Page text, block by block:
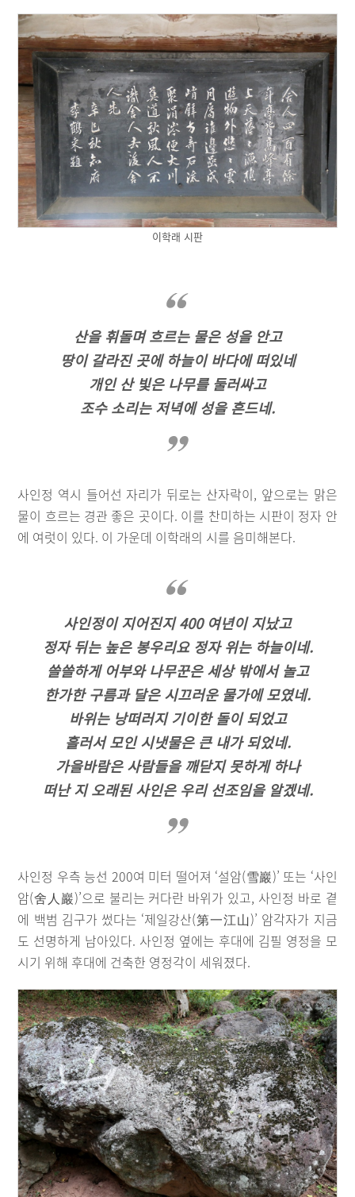
이학래 시판
산을 휘돌며 흐르는 물은 성을 안고
땅이 갈라진 곳에 하늘이 바다에 떠있네
개인 산 빛은 나무를 둘러싸고
조수 소리는 저녁에 성을 흔드네.
사인정 역시 들어선 자리가 뒤로는 산자락이, 앞으로는 맑은
물이 흐르는 경관 좋은 곳이다. 이를 찬미하는 시판이 정자 안
에 여럿이 있다. 이 가운데 이학래의 시를 음미해본다.
사인정이 지어진지 400 여년이 지났고
정자 뒤는 높은 봉우리요 정자 위는 하늘이네.
쓸쓸하게 어부와 나무꾼은 세상 밖에서 놀고
한가한 구름과 달은 시끄러운 물가에 모였네.
바위는 낭떠러지 기이한 돌이 되었고
흘러서 모인 시냇물은 큰 내가 되었네.
가을바람은 사람들을 깨닫지 못하게 하나
떠난 지 오래된 사인은 우리 선조임을 알겠네.
사인정 우측 능선 200여 미터 떨어져 ‘설암(雪巖)’ 또는 ‘사인
암(舍人巖)’으로 불리는 커다란 바위가 있고, 사인정 바로 곁
에 백범 김구가 썼다는 ‘제일강산(第一江山)’ 암각자가 지금
도 선명하게 남아있다. 사인정 옆에는 후대에 김필 영정을 모
시기 위해 후대에 건축한 영정각이 세워졌다.